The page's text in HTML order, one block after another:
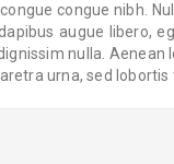
congue nibh.
augue libero,
nulla. Aenean
urna, sed lobortis